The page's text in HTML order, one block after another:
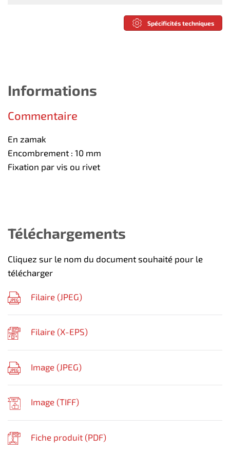
Spécificités techniques
Informations
Commentaire
En zamak
Encombrement : 10 mm
Fixation par vis ou rivet
Téléchargements
Cliquez sur le nom du document souhaité pour le
télécharger
Filaire (JPEG)
Filaire (X-EPS)
Image (JPEG)
Image (TIFF)
Fiche produit (PDF)